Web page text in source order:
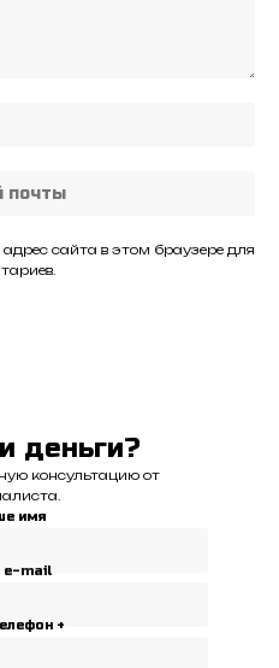
сайта в этом браузере для
деньги?
консультацию от
имя
e-mail
+